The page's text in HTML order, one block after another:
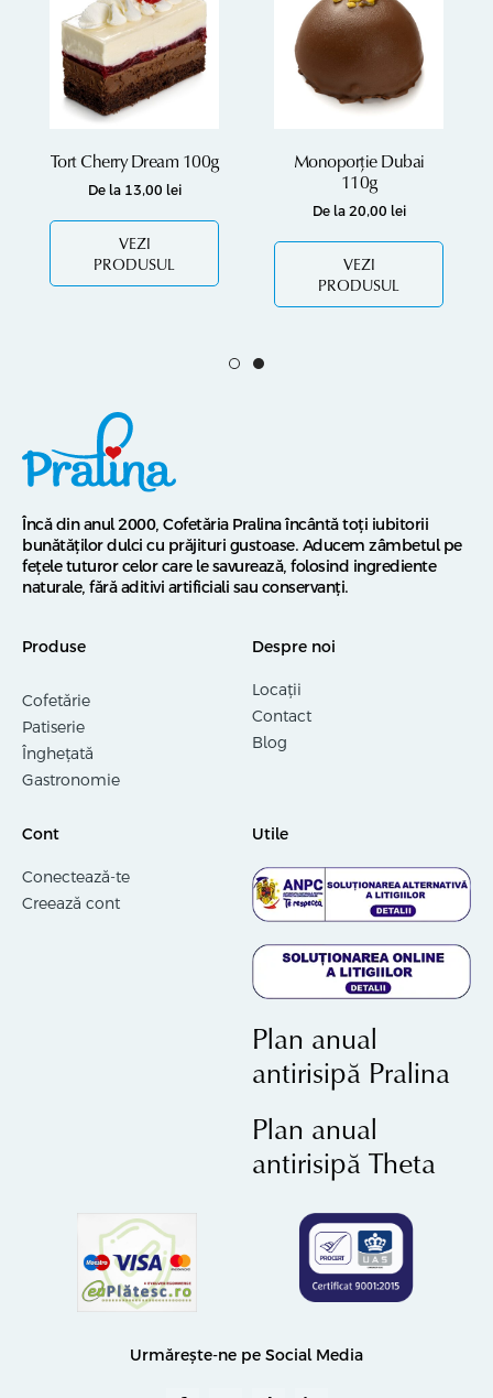
Tort Cherry Dream 100g
De la 13,00 lei
VEZI
PRODUSUL
Monoporție Dubai
110g
De la 20,00 lei
VEZI
PRODUSUL
Încă din anul 2000, Cofetăria Pralina încântă toți iubitorii
bunătăților dulci cu prăjituri gustoase. Aducem zâmbetul pe
fețele tuturor celor care le savurează, folosind ingrediente
naturale, fără aditivi artificiali sau conservanți.
Produse
Cofetărie
Patiserie
Înghețată
Gastronomie
Despre noi
Locații
Contact
Blog
Cont
Conectează-te
Creează cont
Utile
Plan anual
antirisipă Pralina
Plan anual
antirisipă Theta
Urmărește-ne pe Social Media